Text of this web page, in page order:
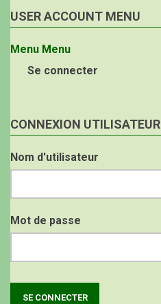
USER ACCOUNT MENU
Menu Menu
Se connecter
CONNEXION UTILISATEUR
Nom d'utilisateur
Mot de passe